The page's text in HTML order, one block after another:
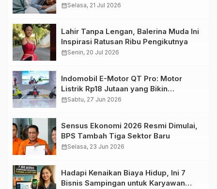
calendar_monthSelasa, 21 Jul 2026
Lahir Tanpa Lengan, Balerina Muda Ini
Inspirasi Ratusan Ribu Pengikutnya
calendar_monthSenin, 20 Jul 2026
Indomobil E-Motor QT Pro: Motor
Listrik Rp18 Jutaan yang Bikin
Penasaran
calendar_monthSabtu, 27 Jun 2026
Sensus Ekonomi 2026 Resmi Dimulai,
BPS Tambah Tiga Sektor Baru
calendar_monthSelasa, 23 Jun 2026
Hadapi Kenaikan Biaya Hidup, Ini 7
Bisnis Sampingan untuk Karyawan